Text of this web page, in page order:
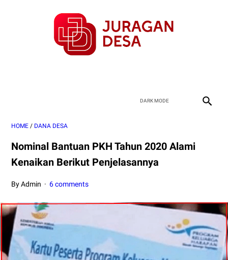
HOME / DANA DESA
Nominal Bantuan PKH Tahun 2020 Alami
Kenaikan Berikut Penjelasannya
By Admin 6 comments